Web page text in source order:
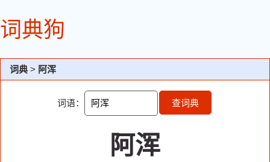
词典狗
词典 > 阿浑
词语： 查词典
阿浑